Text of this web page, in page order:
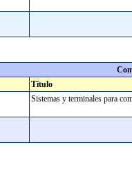
Título
Sistemas y terminales para